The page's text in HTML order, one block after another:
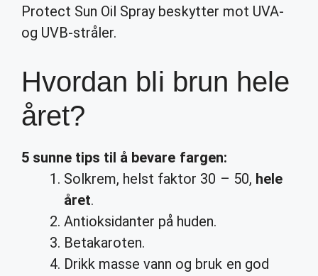
Protect Sun Oil Spray beskytter mot UVA-
og UVB-stråler.
Hvordan bli brun hele
året?
5 sunne tips til å bevare fargen:
Solkrem, helst faktor 30 – 50, hele
året.
Antioksidanter på huden.
Betakaroten.
Drikk masse vann og bruk en god